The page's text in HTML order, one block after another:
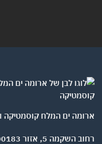
ים המלח קוסמטיקה
5, אזור 5800183